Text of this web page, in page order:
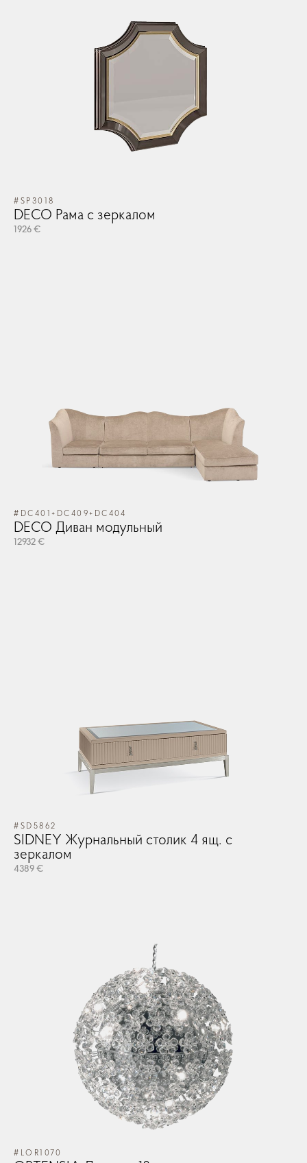
#SP3018
DECO Рама с зеркалом
1926 €
#DC401+DC409+DC404
DECO Диван модульный
12932 €
#SD5862
SIDNEY Журнальный столик 4 ящ. с
зеркалом
4389 €
#LOR1070